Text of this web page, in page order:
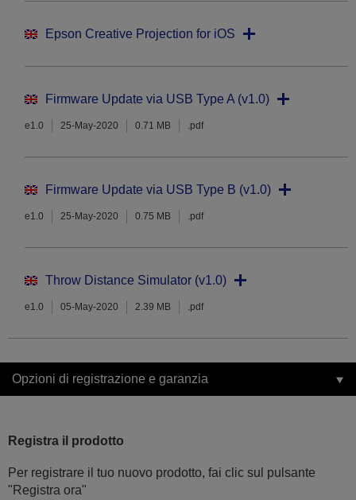
Epson Creative Projection for iOS
Firmware Update via USB Type A (v1.0)
e1.0 25-May-2020 0.71 MB .pdf
Firmware Update via USB Type B (v1.0)
e1.0 25-May-2020 0.75 MB .pdf
Throw Distance Simulator (v1.0)
e1.0 05-May-2020 2.39 MB .pdf
Opzioni di registrazione e garanzia
Registra il prodotto
Per registrare il tuo nuovo prodotto, fai clic sul pulsante
"Registra ora"